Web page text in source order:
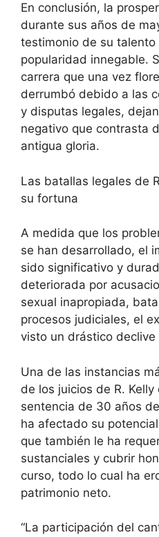
En conclusión, la
durante sus años de
testimonio de su talento
popularidad innegable.
carrera que una vez
derrumbó debido a las
y disputas legales,
negativo que contrasta
antigua gloria.
Las batallas legales de
su fortuna
A medida que los
se han desarrollado, el
sido significativo y
deteriorada por
sexual inapropiada,
procesos judiciales, el
visto un drástico declive
Una de las instancias
de los juicios de R.
sentencia de 30 años
ha afectado su
que también le ha
sustanciales y cubrir
curso, todo lo cual ha
patrimonio neto.
“La participación del